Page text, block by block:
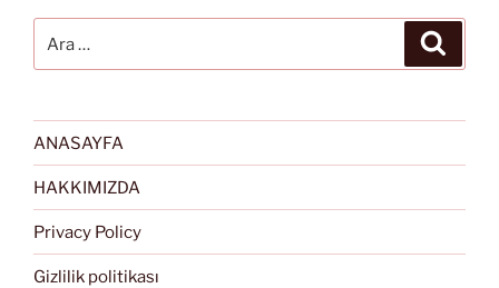
ANASAYFA
HAKKIMIZDA
Privacy Policy
Gizlilik politikası